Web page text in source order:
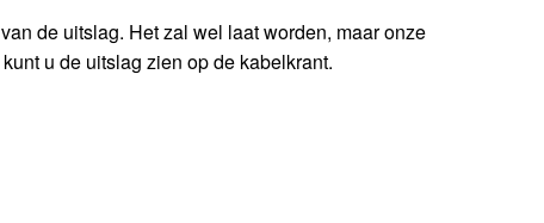
de uitslag. Het zal wel laat worden, maar onze
u de uitslag zien op de kabelkrant.